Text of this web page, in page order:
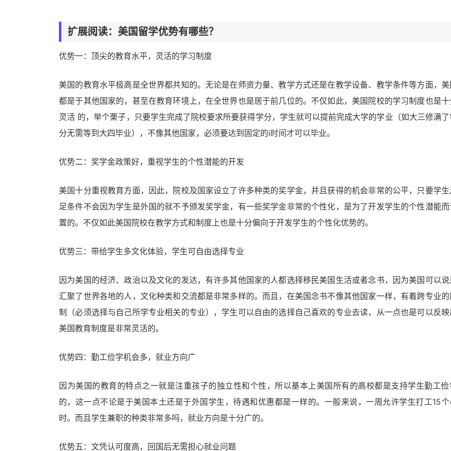
扩展阅读：美国留学优势有哪些？
优势一：顶尖的教育水平，灵活的学习制度
美国的教育水平极高是全世界都共知的。无论是在师资力量、教学方式还是在教学设备、教学条件等方面，美
都是于其他国家的，甚至在教育环境上，在全世界也是居于前几位的。不仅如此，美国院校的学习制度也是十
灵活 的，举个栗子，只要学生完成了院校要求所要获得学分，学生就可以提前完成大学的学业（如大三修满
分无需等到大四毕业），不像其他国家，必须要达到固定的i时间才可以毕业。
优势二：奖学金政策好，重视学生的个性潜能的开发
美国十分重视教育方面，因此，院校及国家设立了许多种类的奖学金，并且获得的机会非常的公平，只要学
足条件不会因为学生是外国的就不予颁发奖学金，有一些奖学金非常的个性化，是为了开发学生的个性潜能
置的。不仅如此美国院校在教学方式和制度上也是十分偏向于开发学生的个性化优势的。
优势三：带给学生多文化体验，学生可自由选择专业
因为美国的经济、政治以及文化的发达，有许多其他国家的人都选择移民美国生活或者念书，因为美国可以说
汇聚了世界各地的人，文化种类和交流都是非常多样的。而且，在美国念书不像其他国家一样，有着跨专业的
制（必须选择与自己所学专业相关的专业），学生可以自由的选择自己喜欢的专业去读，从一点也是可以反映
美国教育制度是非常灵活的。
优势四：勤工俭学机会多，就业方向广
因为美国的教育的特点之一就是注重孩子的独立性和个性，所以基本上美国所有的高校都是支持学生勤工俭
的，这一点不论是于美国本土还是于外国学生，待遇和优惠都是一样的。一般来说，一周允许学生打工15个
时。而且学生兼职的种类非常多吗，就业方向是十分广的。
优势五：文凭认可度高，回国后无需担心就业问题